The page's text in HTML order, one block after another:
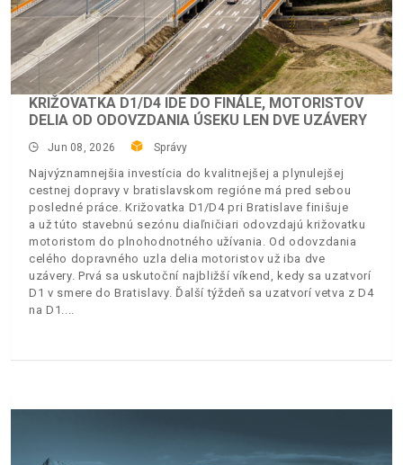
KRIŽOVATKA D1/D4 IDE DO FINÁLE, MOTORISTOV
DELIA OD ODOVZDANIA ÚSEKU LEN DVE UZÁVERY
Jun 08, 2026 Správy
Najvýznamnejšia investícia do kvalitnejšej a plynulejšej
cestnej dopravy v bratislavskom regióne má pred sebou
posledné práce. Križovatka D1/D4 pri Bratislave finišuje
a už túto stavebnú sezónu diaľničiari odovzdajú križovatku
motoristom do plnohodnotného užívania. Od odovzdania
celého dopravného uzla delia motoristov už iba dve
uzávery. Prvá sa uskutoční najbližší víkend, kedy sa uzatvorí
D1 v smere do Bratislavy. Ďalší týždeň sa uzatvorí vetva z D4
na D1.